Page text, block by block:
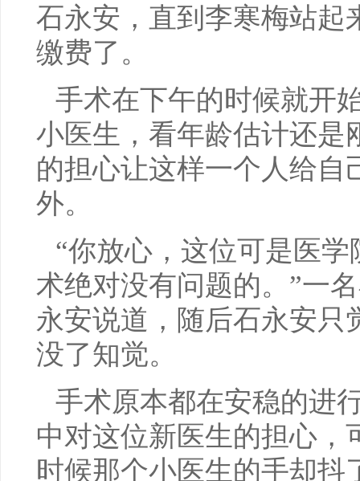
石永安，直到李寒梅站起
缴费了。
手术在下午的时候就开
小医生，看年龄估计还是
的担心让这样一个人给自
外。
“你放心，这位可是医
术绝对没有问题的。”一
永安说道，随后石永安只
没了知觉。
手术原本都在安稳的进
中对这位新医生的担心，
时候那个小医生的手却抖